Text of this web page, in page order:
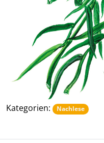
Kategorien: Nachlese